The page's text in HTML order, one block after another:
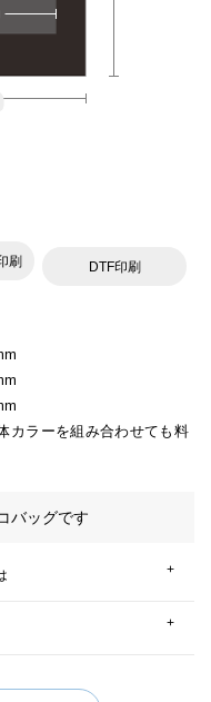
刷 DTF印刷
カラーを組み合わせても料
バッグです